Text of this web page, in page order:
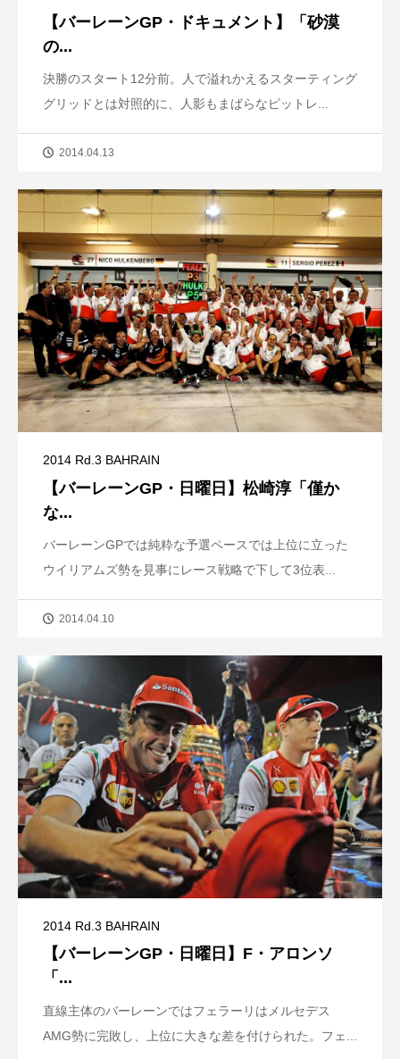
【バーレーンGP・ドキュメント】「砂漠
の...
決勝のスタート12分前。人で溢れかえるスターティング
グリッドとは対照的に、人影もまばらなピットレ...
2014.04.13
2014 Rd.3 BAHRAIN
【バーレーンGP・日曜日】松崎淳「僅か
な...
バーレーンGPでは純粋な予選ペースでは上位に立った
ウイリアムズ勢を見事にレース戦略で下して3位表...
2014.04.10
2014 Rd.3 BAHRAIN
【バーレーンGP・日曜日】F・アロンソ
「...
直線主体のバーレーンではフェラーリはメルセデス
AMG勢に完敗し、上位に大きな差を付けられた。フェ...